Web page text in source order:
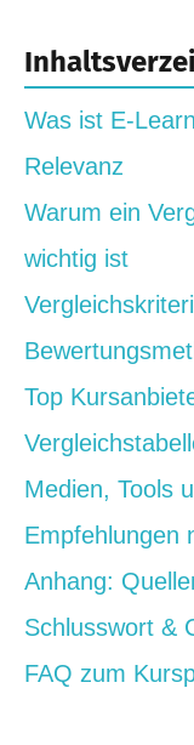
Was ist
Relevanz
Warum ein
wichtig ist
Top
Medien, Tools
Empfehlungen
Anhang:
Schlusswort &
FAQ zum